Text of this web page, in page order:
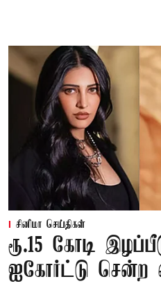
சினிமா செய்திகள்
ரூ.15 கோடி
ஐகோர்ட்டு சென்ற